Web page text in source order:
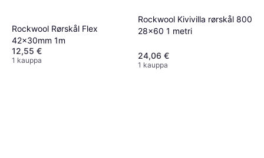
Rockwool Rørskål Flex
42x30mm 1m
12,55 €
1 kauppa
Rockwool Kivivilla rørskål 800
28x60 1 metri
24,06 €
1 kauppa